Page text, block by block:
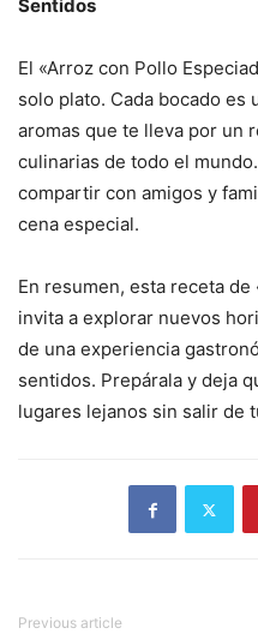
Sentidos
El «Arroz con Pollo
solo plato. Cada bocado es
aromas que te lleva por un
culinarias de todo el
compartir con amigos y
cena especial.
En resumen, esta receta
invita a explorar nuevos
de una experiencia
sentidos. Prepárala y deja
lugares lejanos sin salir de
Previous article